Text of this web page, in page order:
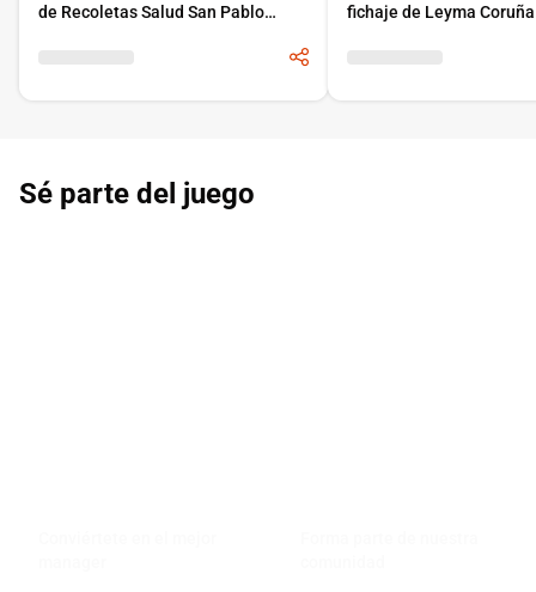
de Recoletas Salud San Pablo
fichaje de Leyma Coruña
Sé parte del juego